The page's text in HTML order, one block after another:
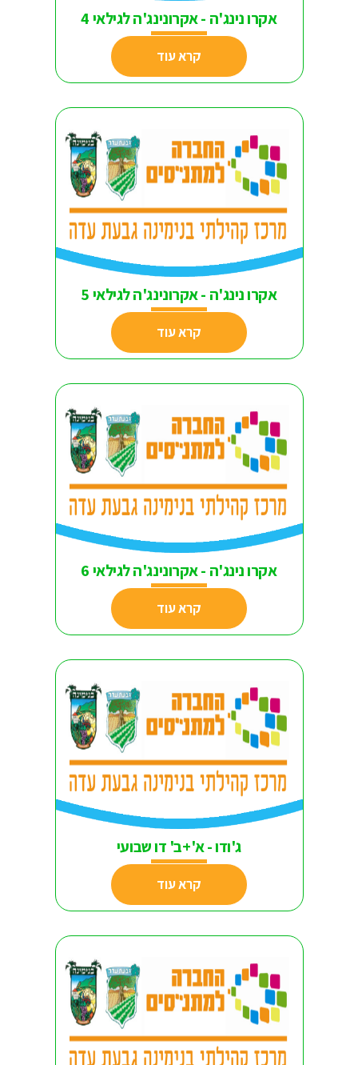
אקרו נינג'ה - אקרונינג'ה לגילאי 4
קרא עוד
אקרו נינג'ה - אקרונינג'ה לגילאי 5
קרא עוד
אקרו נינג'ה - אקרונינג'ה לגילאי 6
קרא עוד
ג'ודו - א'+ב' דו שבועי
קרא עוד